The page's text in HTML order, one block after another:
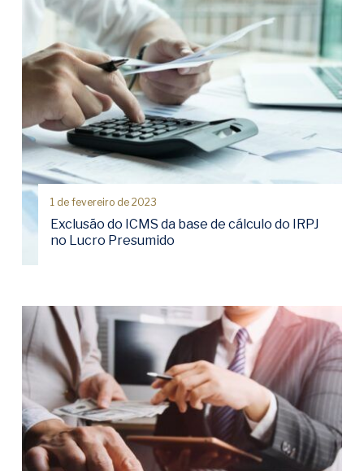
1 de fevereiro de 2023
Exclusão do ICMS da base de cálculo do IRPJ
no Lucro Presumido